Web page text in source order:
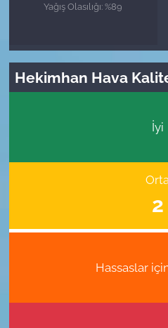
Yağış Olasılığı: %89
Hekimhan Hava
İyi
Orta
2
Hassaslar